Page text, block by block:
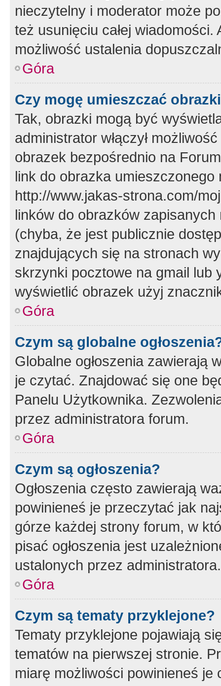
nieczytelny i moderator może
też usunięciu całej
możliwość ustalenia
Góra
Czy mogę umieszczać
Tak, obrazki mogą być
administrator włączył
obrazek bezpośrednio na
link do obrazka
http://www.jakas-strona.com/
linków do obrazków
(chyba, że jest publicznie
znajdujących się na stronach
skrzynki pocztowe na gmail lub
wyświetlić obrazek użyj
Góra
Czym są globalne
Globalne ogłoszenia zawierają
je czytać. Znajdować się one
Panelu Użytkownika.
przez administratora forum.
Góra
Czym są ogłoszenia?
Ogłoszenia często zawierają
powinieneś je przeczytać jak
górze każdej strony forum, w
pisać ogłoszenia jest
ustalonych przez administratora.
Góra
Czym są tematy przyklejone?
Tematy przyklejone pojawiają
tematów na pierwszej stronie.
miarę możliwości powinieneś je